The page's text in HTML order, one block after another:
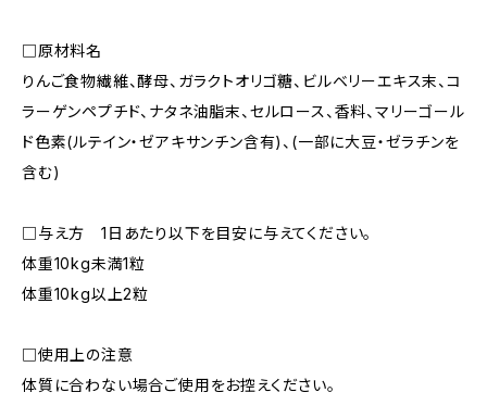
□原材料名
りんご食物繊維、酵母、ガラクトオリゴ糖、ビルベリーエキス末、コ
ラーゲンペプチド、ナタネ油脂末、セルロース、香料、マリーゴール
ド色素(ルテイン・ゼアキサンチン含有)、(一部に大豆・ゼラチンを
含む)
□与え方 1日あたり以下を目安に与えてください。
体重10kg未満1粒
体重10kg以上2粒
□使用上の注意
体質に合わない場合ご使用をお控えください。